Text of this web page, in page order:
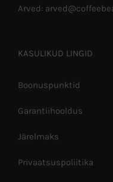
Arved:
KASULIKUD LINGID
Boonuspunktid
Garantiihooldus
Järelmaks
Privaatsuspoliitika